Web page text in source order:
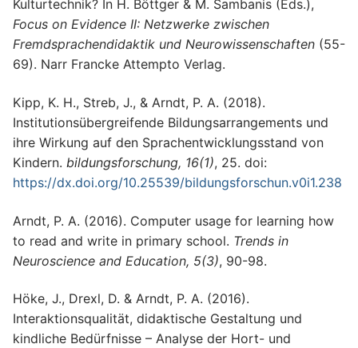
Kulturtechnik? In H. Böttger & M. Sambanis (Eds.),
Focus on Evidence II: Netzwerke zwischen
Fremdsprachendidaktik und Neurowissenschaften (55-
69). Narr Francke Attempto Verlag.
Kipp, K. H., Streb, J., & Arndt, P. A. (2018).
Institutionsübergreifende Bildungsarrangements und
ihre Wirkung auf den Sprachentwicklungsstand von
Kindern. bildungsforschung, 16(1), 25. doi:
https://dx.doi.org/10.25539/bildungsforschun.v0i1.238
Arndt, P. A. (2016). Computer usage for learning how
to read and write in primary school. Trends in
Neuroscience and Education, 5(3), 90-98.
Höke, J., Drexl, D. & Arndt, P. A. (2016).
Interaktionsqualität, didaktische Gestaltung und
kindliche Bedürfnisse – Analyse der Hort- und